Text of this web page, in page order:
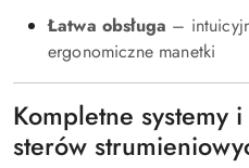
Łatwa obsługa –
ergonomiczne manetki
Kompletne systemy
sterów